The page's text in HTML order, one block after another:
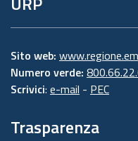
Sito web:
Numero verde:
Scrivici: e-mail - PEC
Trasparenza